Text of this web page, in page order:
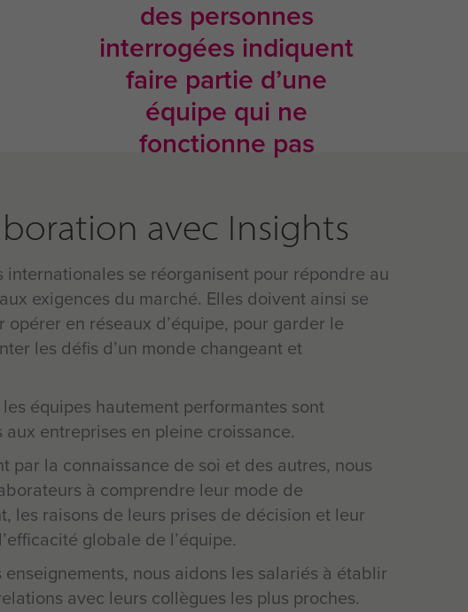
des personnes
interrogées indiquent
faire partie d’une
équipe qui ne
fonctionne pas
avec Insights
internationales se réorganisent pour répondre au
exigences du marché. Elles doivent ainsi se
opérer en réseaux d’équipe, pour garder le
les défis d’un monde changeant et
les équipes hautement performantes sont
entreprises en pleine croissance.
par la connaissance de soi et des autres, nous
à comprendre leur mode de
les raisons de leurs prises de décision et leur
globale de l’équipe.
enseignements, nous aidons les salariés à établir
avec leurs collègues les plus proches.